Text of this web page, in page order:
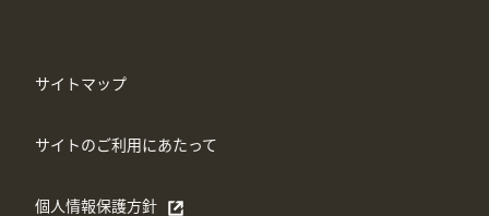
サイトマップ
サイトのご利用にあたって
個人情報保護方針